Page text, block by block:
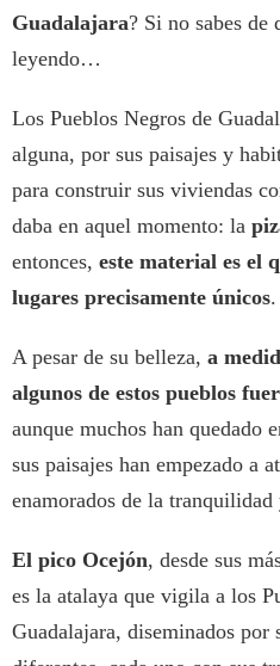
Guadalajara? Si no sabes de
leyendo…
Los Pueblos Negros de
alguna, por sus paisajes y
para construir sus viviendas
daba en aquel momento: la
entonces, este material es el
lugares precisamente únicos.
A pesar de su belleza, a
algunos de estos pueblos
aunque muchos han quedado
sus paisajes han empezado a
enamorados de la tranquilidad
El pico Ocejón, desde sus
es la atalaya que vigila a los
Guadalajara, diseminados por